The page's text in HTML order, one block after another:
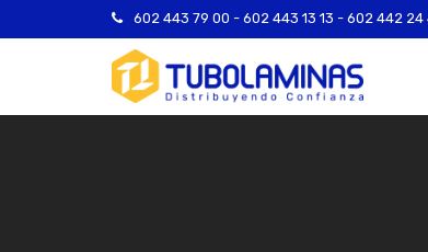
602 443 79 00 - 602 443 13 13 - 602 442 24